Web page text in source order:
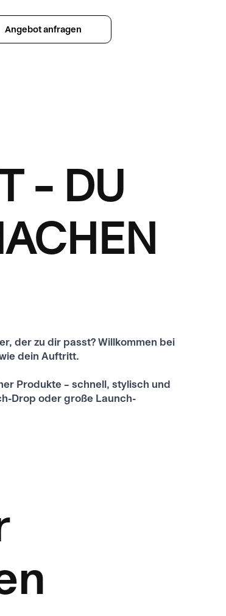
Angebot anfragen
– DU
der zu dir passt? Willkommen bei
dein Auftritt.
Produkte – schnell, stylisch und
Drop oder große Launch-